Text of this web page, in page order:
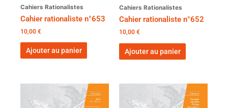
Cahiers Rationalistes
Cahier rationaliste n°653
10,00 €
Ajouter au panier
Cahiers Rationalistes
Cahier rationaliste n°652
10,00 €
Ajouter au panier